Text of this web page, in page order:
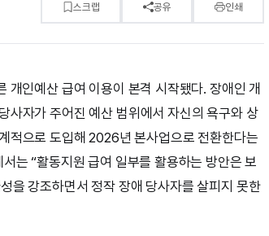
스크랩 공유 인쇄
개인예산 급여 이용이 본격 시작됐다. 장애인 개
사자가 주어진 예산 범위에서 자신의 욕구와 상
적으로 도입해 2026년 본사업으로 전환한다는
는 “활동지원 급여 일부를 활용하는 방안은 보
을 강조하면서 정작 장애 당사자를 살피지 못한